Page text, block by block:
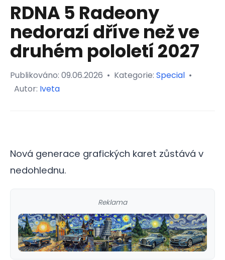
RDNA 5 Radeony
nedorazí dříve než ve
druhém pololetí 2027
Publikováno: 09.06.2026 • Kategorie: Special •
Autor: Iveta
Nová generace grafických karet zůstává v
nedohlednu.
Reklama